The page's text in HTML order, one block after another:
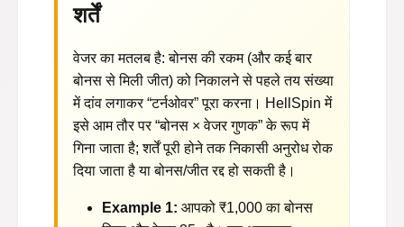
शर्तें
वेजर का मतलब है: बोनस की रकम (और कई बार
बोनस से मिली जीत) को निकालने से पहले तय संख्या
में दांव लगाकर “टर्नओवर” पूरा करना। HellSpin में
इसे आम तौर पर “बोनस × वेजर गुणक” के रूप में
गिना जाता है; शर्तें पूरी होने तक निकासी अनुरोध रोक
दिया जाता है या बोनस/जीत रद्द हो सकती है।
Example 1: आपको ₹1,000 का बोनस